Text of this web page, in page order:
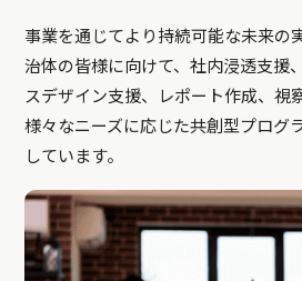
事業を通じてより持続可能な未来の
治体の皆様に向けて、社内浸透支援
スデザイン支援、レポート作成、視
様々なニーズに応じた共創型プログ
しています。